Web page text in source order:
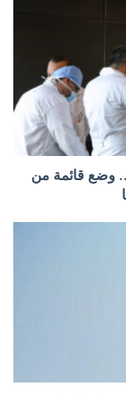
وضع قائمة من